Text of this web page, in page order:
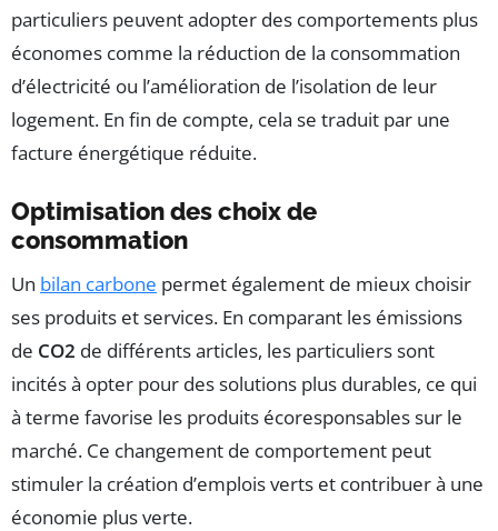
particuliers peuvent adopter des comportements plus
économes comme la réduction de la consommation
d’électricité ou l’amélioration de l’isolation de leur
logement. En fin de compte, cela se traduit par une
facture énergétique réduite.
Optimisation des choix de
consommation
Un bilan carbone permet également de mieux choisir
ses produits et services. En comparant les émissions
de CO2 de différents articles, les particuliers sont
incités à opter pour des solutions plus durables, ce qui
à terme favorise les produits écoresponsables sur le
marché. Ce changement de comportement peut
stimuler la création d’emplois verts et contribuer à une
économie plus verte.